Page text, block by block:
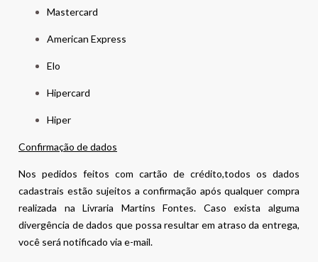
Mastercard
American Express
Elo
Hipercard
Hiper
Confirmação de dados
Nos pedidos feitos com cartão de crédito,todos os dados
cadastrais estão sujeitos a confirmação após qualquer compra
realizada na Livraria Martins Fontes. Caso exista alguma
divergência de dados que possa resultar em atraso da entrega,
você será notificado via e-mail.